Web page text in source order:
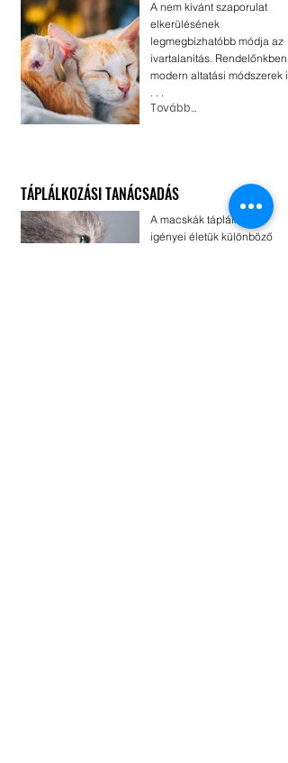
A nem kívánt szaporulat
elkerülésének
legmegbízhatóbb módja az
ivartalanítás. Rendelőnkben
modern altatási módszerek
. . .
Tovább...
TÁPLÁLKOZÁSI TANÁCSADÁS
A macskák táplálkozási
igényei életük különböző